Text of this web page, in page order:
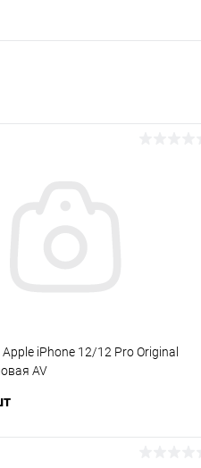
iPhone 12/12 Pro Original
AV